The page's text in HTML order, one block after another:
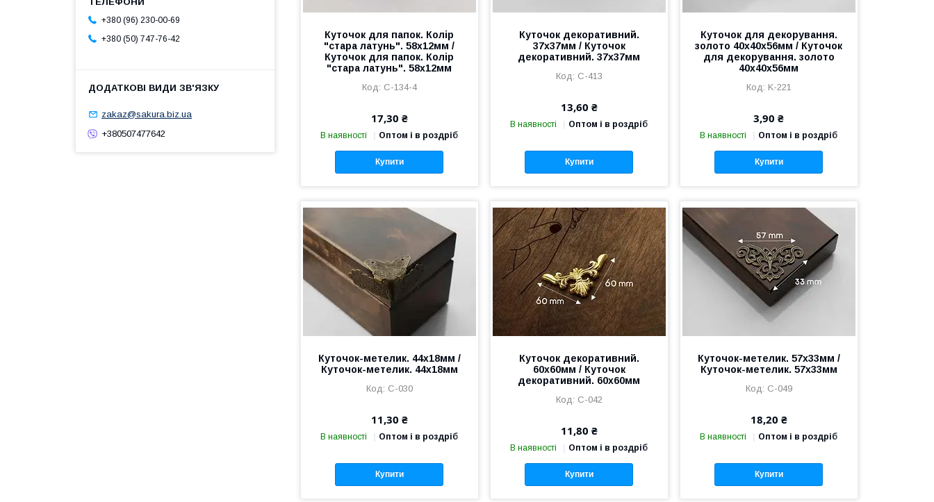
Куточок для папок. Колір
"стара латунь". 58х12мм /
Куточок для папок. Колір
"стара латунь". 58х12мм
C-134-4
17,30 ₴
В наявності Оптом і в роздріб
Купити
Куточок декоративний.
37х37мм / Куточок
декоративний. 37х37мм
C-413
13,60 ₴
В наявності Оптом і в роздріб
Купити
Куточок для декорування.
золото 40х40х56мм / Куточок
для декорування. золото
40х40х56мм
K-221
3,90 ₴
В наявності Оптом і в роздріб
Купити
Куточок-метелик. 44х18мм /
Куточок-метелик. 44х18мм
C-030
11,30 ₴
В наявності Оптом і в роздріб
Купити
Куточок декоративний.
60х60мм / Куточок
декоративний. 60х60мм
C-042
11,80 ₴
В наявності Оптом і в роздріб
Купити
Куточок-метелик. 57х33мм /
Куточок-метелик. 57х33мм
C-049
18,20 ₴
В наявності Оптом і в роздріб
Купити
+380 (96) 230-00-69
+380 (50) 747-76-42
zakaz@sakura.biz.ua
+380507477642